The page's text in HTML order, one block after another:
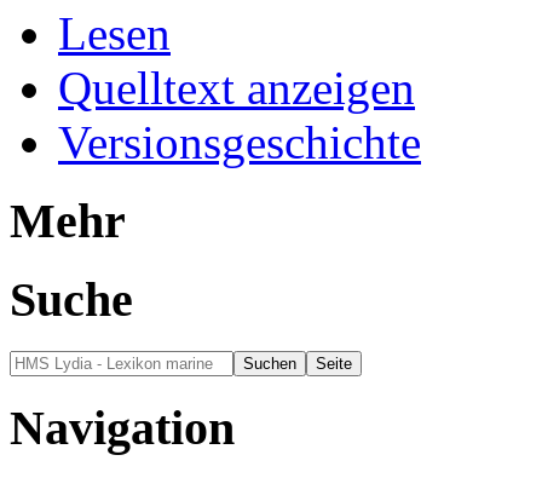
Lesen
Quelltext anzeigen
Versionsgeschichte
Mehr
Suche
Navigation